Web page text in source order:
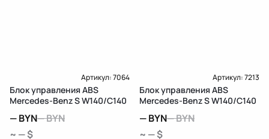
Артикул:7064
Блок управления ABS
Mercedes-Benz S W140/C140
—BYN—BYN
~ — $
Артикул:7213
Блок управления ABS
Mercedes-Benz S W140/C140
—BYN—BYN
~ — $